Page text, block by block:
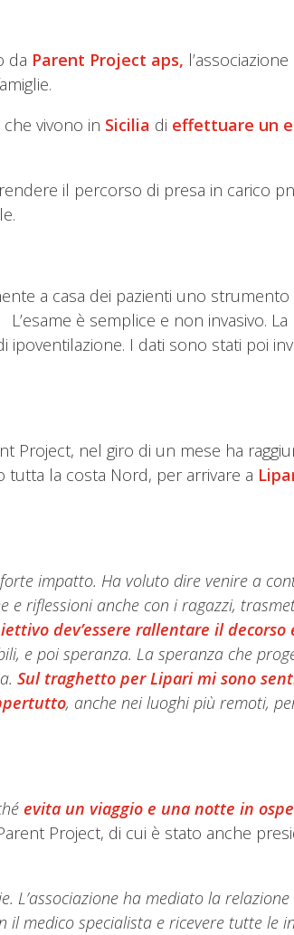
da Parent Project aps,
vivono in Sicilia di effettuare un
il percorso di presa in carico
a casa dei pazienti uno strumento
è semplice e non invasivo. La
I dati sono stati poi
Project, nel giro di un mese ha
tutta la costa Nord, per arrivare a
impatto. Ha voluto dire venire a
e riflessioni anche con i ragazzi,
dev’essere rallentare il
e poi speranza. La speranza che
Sul traghetto per Lipari mi sono
, anche nei luoghi più remoti,
evita un viaggio e una notte in
Project, di cui è stato anche
L’associazione ha mediato la
medico specialista e ricevere tutte le